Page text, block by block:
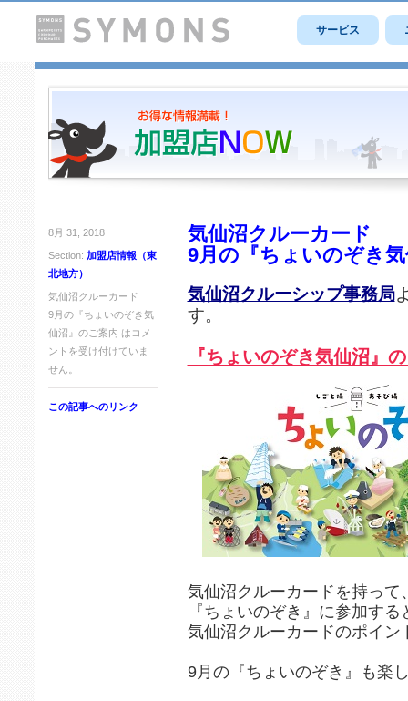
サービス
8月 31, 2018
Section: 加盟店情報（東
北地方）
気仙沼クルーカード
9月の『ちょいのぞき気
仙沼』のご案内 は コメ
ントを受け付けていま
せん。
この記事へのリンク
気仙沼クルーカード
9月の『ちょいのぞき
気仙沼クルーシップ事務局
す。
『ちょいのぞき気仙沼』
気仙沼クルーカードを持って
『ちょいのぞき』に参加する
気仙沼クルーカードのポイン
9月の『ちょいのぞき』も楽